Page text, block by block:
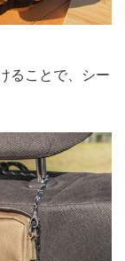
ることで、シー